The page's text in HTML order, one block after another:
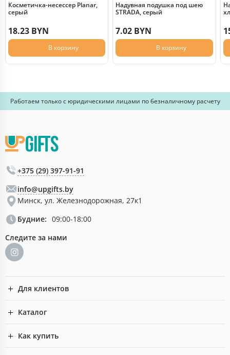
Косметичка-несессер Planar,
серый
18.23 BYN
В корзину
Надувная подушка под шею
STRADA, серый
7.02 BYN
В корзину
Работаем только с юридическими лицами по безналичному расчету
+375 (29) 397-91-91
info@upgifts.by
Минск, ул. Железнодорожная, 27к1
Будние: 09:00-18:00
Следите за нами
Для клиентов
Каталог
Как купить